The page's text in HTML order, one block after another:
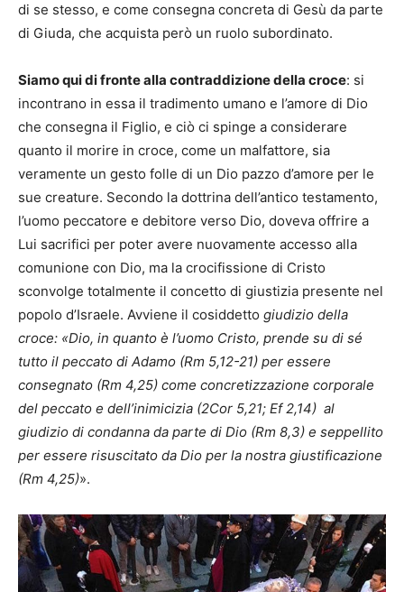
di se stesso, e come consegna concreta di Gesù da parte
di Giuda, che acquista però un ruolo subordinato.
Siamo qui di fronte alla contraddizione della croce: si
incontrano in essa il tradimento umano e l’amore di Dio
che consegna il Figlio, e ciò ci spinge a considerare
quanto il morire in croce, come un malfattore, sia
veramente un gesto folle di un Dio pazzo d’amore per le
sue creature. Secondo la dottrina dell’antico testamento,
l’uomo peccatore e debitore verso Dio, doveva offrire a
Lui sacrifici per poter avere nuovamente accesso alla
comunione con Dio, ma la crocifissione di Cristo
sconvolge totalmente il concetto di giustizia presente nel
popolo d’Israele. Avviene il cosiddetto giudizio della
croce: «Dio, in quanto è l’uomo Cristo, prende su di sé
tutto il peccato di Adamo (Rm 5,12-21) per essere
consegnato (Rm 4,25) come concretizzazione corporale
del peccato e dell’inimicizia (2Cor 5,21; Ef 2,14) al
giudizio di condanna da parte di Dio (Rm 8,3) e seppellito
per essere risuscitato da Dio per la nostra giustificazione
(Rm 4,25)».